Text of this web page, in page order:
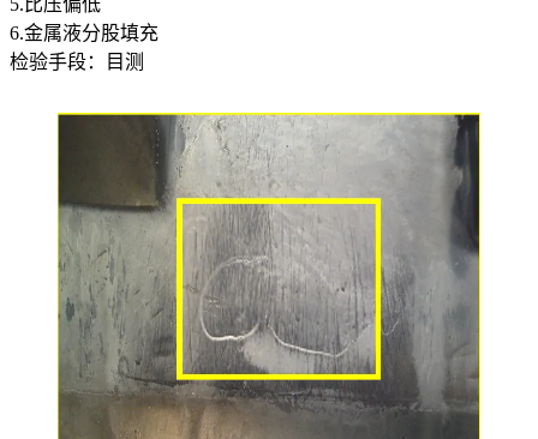
6.金属液分股填充
检验手段：目测